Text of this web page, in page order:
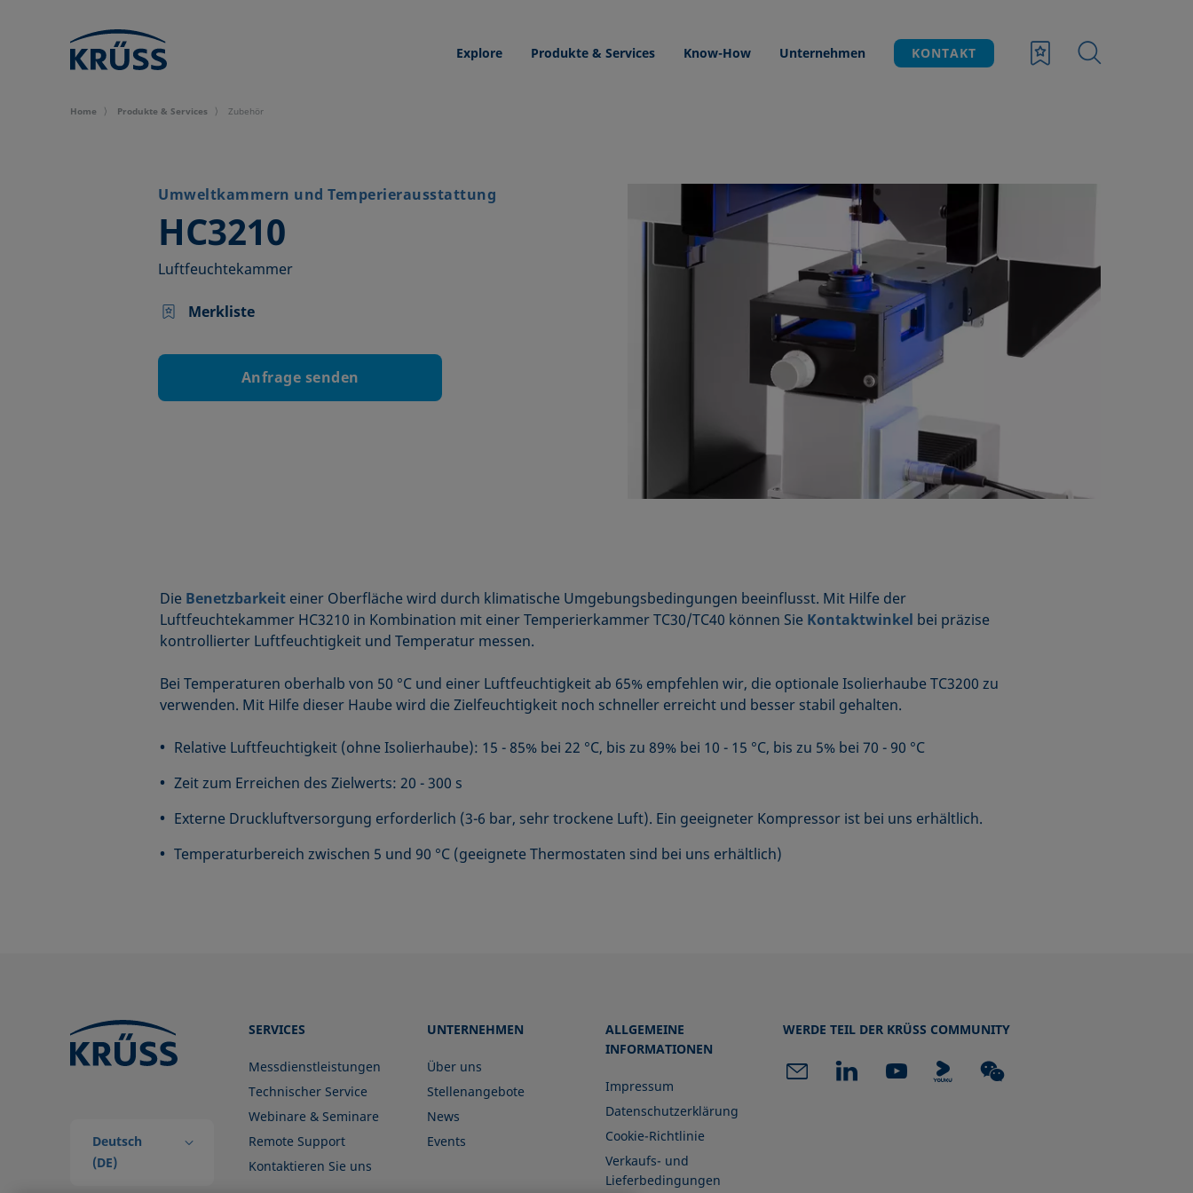
Explore Produkte & Services Know-How Unternehmen KONTAKT
Home Produkte & Services Zubehör
Umweltkammern und Temperierausstattung
HC3210
–
Luftfeuchtekammer
Merkliste
Anfrage senden
Die Benetzbarkeiteiner Oberfläche wird durch klimatische Umgebungsbedingungen beeinflusst. Mit Hilfe der
Luftfeuchtekammer HC3210 in Kombination mit einer Temperierkammer TC30/TC40 können Sie Kontaktwinkel bei präzise
kontrollierter Luftfeuchtigkeit und Temperatur messen.
Bei Temperaturen oberhalb von 50 °C und einer Luftfeuchtigkeit ab 65% empfehlen wir, die optionale Isolierhaube TC3200 zu
verwenden. Mit Hilfe dieser Haube wird die Zielfeuchtigkeit noch schneller erreicht und besser stabil gehalten.
Relative Luftfeuchtigkeit (ohne Isolierhaube): 15 - 85% bei 22 °C, bis zu 89% bei 10 - 15 °C, bis zu 5% bei 70 - 90 °C
Zeit zum Erreichen des Zielwerts: 20 - 300 s
Externe Druckluftversorgung erforderlich (3-6 bar, sehr trockene Luft). Ein geeigneter Kompressor ist bei uns erhältlich.
Temperaturbereich zwischen 5 und 90 °C (geeignete Thermostaten sind bei uns erhältlich)
Deutsch
(DE)
SERVICES
Messdienstleistungen
Technischer Service
Webinare & Seminare
Remote Support
Kontaktieren Sie uns
UNTERNEHMEN
Über uns
Stellenangebote
News
Events
ALLGEMEINE
INFORMATIONEN
Impressum
Datenschutzerklärung
Cookie-Richtlinie
Verkaufs- und
Lieferbedingungen
WERDE TEIL DER KRÜSS COMMUNITY